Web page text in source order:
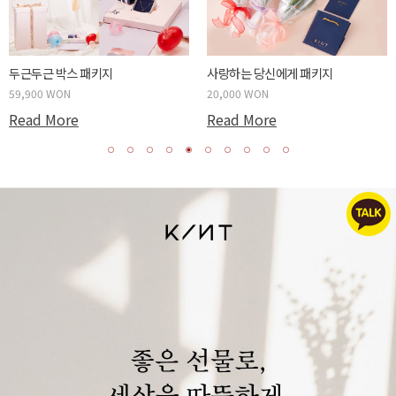
두근두근 박스 패키지
59,900 WON
Read More
사랑하는 당신에게 패키지
20,000 WON
Read More